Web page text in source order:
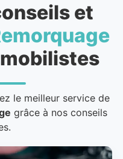
et
le meilleur service de
grâce à nos conseils